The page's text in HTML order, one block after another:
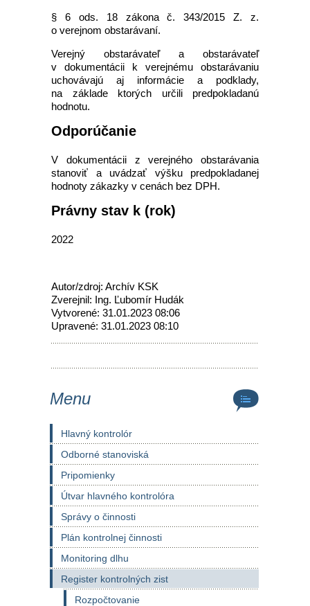
§ 6 ods. 18 zákona č. 343/2015 Z. z.
o verejnom obstarávaní.
Verejný obstarávateľ a obstarávateľ
v dokumentácii k verejnému obstarávaniu
uchovávajú aj informácie a podklady,
na základe ktorých určili predpokladanú
hodnotu.
Odporúčanie
V dokumentácii z verejného obstarávania
stanoviť a uvádzať výšku predpokladanej
hodnoty zákazky v cenách bez DPH.
Právny stav k (rok)
2022
Autor/zdroj: Archív KSK
Zverejnil: Ing. Ľubomír Hudák
Vytvorené: 31.01.2023 08:06
Upravené: 31.01.2023 08:10
Menu
Hlavný kontrolór
Odborné stanoviská
Pripomienky
Útvar hlavného kontrolóra
Správy o činnosti
Plán kontrolnej činnosti
Monitoring dlhu
Register kontrolných zist
Rozpočtovanie